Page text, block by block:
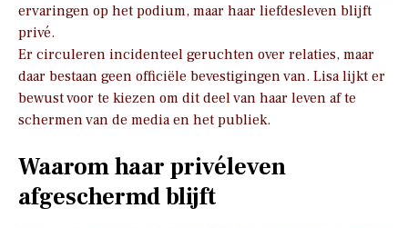
ervaringen op het podium, maar haar liefdesleven blijft
privé.
Er circuleren incidenteel geruchten over relaties, maar
daar bestaan geen officiële bevestigingen van. Lisa lijkt er
bewust voor te kiezen om dit deel van haar leven af te
schermen van de media en het publiek.
Waarom haar privéleven
afgeschermd blijft